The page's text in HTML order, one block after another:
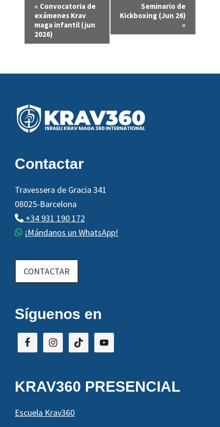
e
a
ó
n
l
v
e
n
t
« Convocatoria de
exámenes Krav
maga infantil (jun
2026)
Seminario de
Kickboxing (Jun 26)
»
Footer
Contactar
Travessera de Gracia 341
08025-Barcelona
+34 931 190 172
¡Mándanos un WhatsApp!
CONTACTAR
Síguenos en
KRAV360 PRESENCIAL
Escuela Krav360